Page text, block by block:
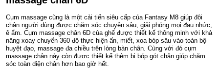
Cụm massage cũng là một cải tiến siêu cấp của Fantasy M8 giúp đôi
chân người dùng được chăm sóc chuyên sâu, giải phóng mọi đau nhức,
ê ẩm. Cụm massage chân 6D của ghế được thiết kế thông minh với khả
năng xoay chuyển 360 độ thực hiện ấn, miết, xoa bóp sâu vào toàn bộ
huyệt đạo, massage đa chiều trên lòng bàn chân. Cùng với đó cụm
massage chân này còn được thiết kế thêm bi bóp gót chân giúp chăm
sóc toàn diện chân hơn bao giờ hết.